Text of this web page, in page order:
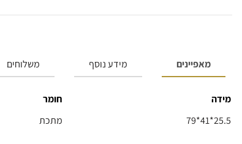
מאפיינים מידע נוסף משלוחים
מידה
79*41*25.5
חומר
מתכת